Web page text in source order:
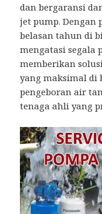
dan bergaransi
jet pump. Dengan
belasan tahun di
mengatasi segala
memberikan
yang maksimal di
pengeboran air
tenaga ahli yang